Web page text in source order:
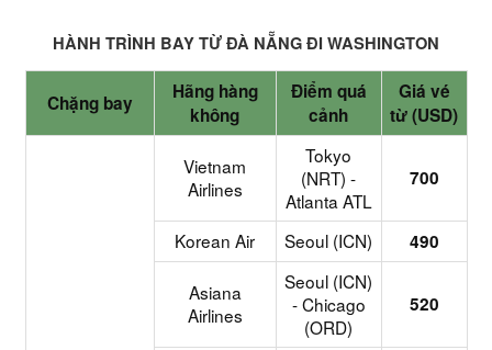
HÀNH TRÌNH BAY TỪ ĐÀ NẴNG ĐI WASHINGTON
Chặng bay
Hãng hàng
không
Điểm quá
cảnh
Giá vé
từ (USD)
Vietnam
Airlines
Tokyo
(NRT) -
Atlanta ATL
700
Korean Air Seoul (ICN) 490
Asiana
Airlines
Seoul (ICN)
- Chicago
(ORD)
520